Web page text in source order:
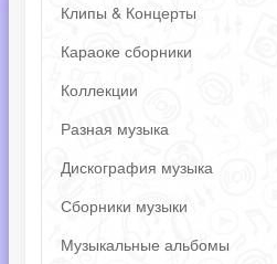
Клипы & Концерты
Караоке сборники
Коллекции
Разная музыка
Дискография музыка
Сборники музыки
Музыкальные альбомы